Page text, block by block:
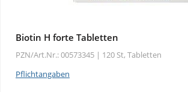
Biotin H forte Tabletten
PZN/Art.Nr.: 00573345 | 120 St, Tabletten
Pflichtangaben